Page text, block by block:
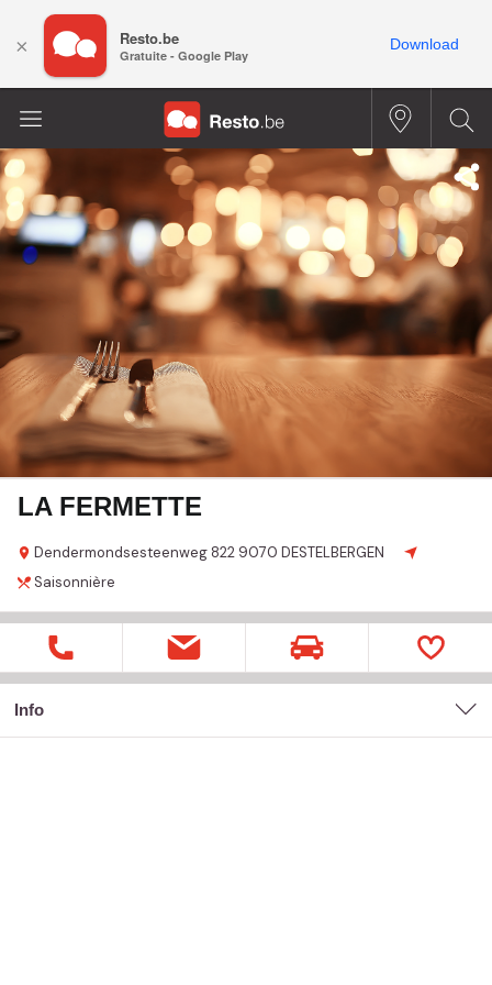
LA FERMETTE
Dendermondsesteenweg822 9070 DESTELBERGEN
Saisonnière
Info
× Resto.be
Gratuite - Google Play
Download